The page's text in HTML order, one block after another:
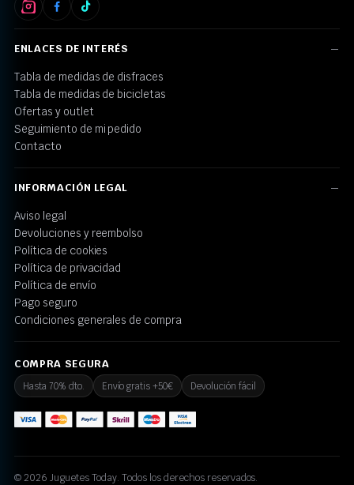
ENLACES DE INTERÉS
Tabla de medidas de disfraces
Tabla de medidas de bicicletas
Ofertas y outlet
Seguimiento de mi pedido
Contacto
INFORMACIÓN LEGAL
Aviso legal
Devoluciones y reembolso
Política de cookies
Política de privacidad
Política de envío
Pago seguro
Condiciones generales de compra
COMPRA SEGURA
Hasta 70% dto. Envío gratis +50€ Devolución fácil
© 2026 Juguetes Today. Todos los derechos reservados.